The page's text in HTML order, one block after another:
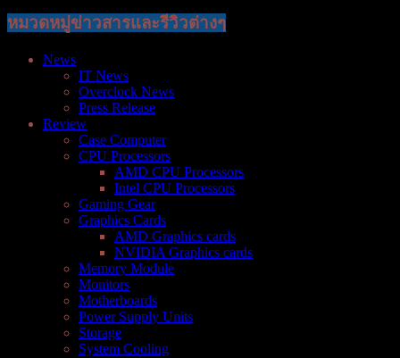
หมวดหมู่ข่าวสารและรีวิวต่างๆ
News
IT News
Overclock News
Press Release
Review
Case Computer
CPU Processors
AMD CPU Processors
Intel CPU Processors
Gaming Gear
Graphics Cards
AMD Graphics cards
NVIDIA Graphics cards
Memory Module
Monitors
Motherboards
Power Supply Units
Storage
System Cooling